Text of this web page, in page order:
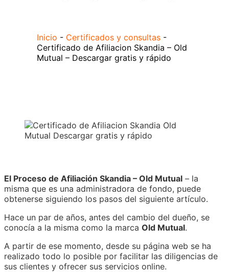
Inicio - Certificados y consultas -
Certificado de Afiliacion Skandia – Old
Mutual – Descargar gratis y rápido
El Proceso de Afiliación Skandia – Old Mutual – la
misma que es una administradora de fondo, puede
obtenerse siguiendo los pasos del siguiente artículo.
Hace un par de años, antes del cambio del dueño, se
conocía a la misma como la marca Old Mutual.
A partir de ese momento, desde su página web se ha
realizado todo lo posible por facilitar las diligencias de
sus clientes y ofrecer sus servicios online.